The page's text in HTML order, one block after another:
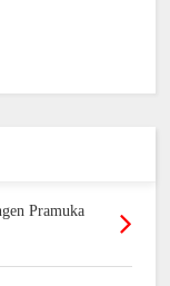
Pramuka